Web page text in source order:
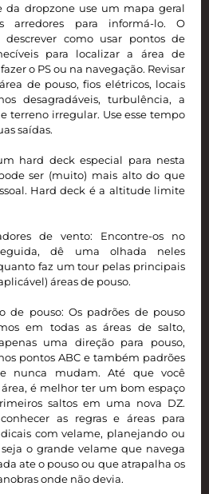
da dropzone use um mapa geral
arredores para informá-lo. O
descrever como usar pontos de
para localizar a área de
o PS ou na navegação. Revisar
de pouso, fios elétricos, locais
desagradáveis, turbulência, a
e terreno irregular. Use esse tempo
saídas.
hard deck especial para nesta
ser (muito) mais alto do que
Hard deck é a altitude limite
de vento: Encontre-os no
dê uma olhada neles
faz um tour pelas principais
áreas de pouso.
de pouso: Os padrões de pouso
em todas as áreas de salto,
uma direção para pouso,
pontos ABC e também padrões
nunca mudam. Até que você
é melhor ter um bom espaço
saltos em uma nova DZ.
as regras e áreas para
com velame, planejando ou
o grande velame que navega
ate o pouso ou que atrapalha os
onde não devia.